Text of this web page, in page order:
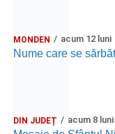
MONDEN acum 12 luni
Nume care se
DIN JUDEȚ acum 8 luni